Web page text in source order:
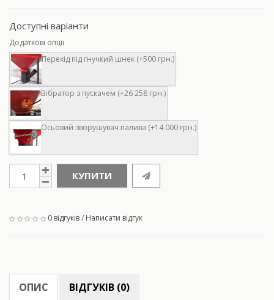
Доступні варіанти
Додаткові опції
Перехід під гнучкий шнек (+500 грн.)
Вібратор з пускачем (+26 258 грн.)
Осьовий зворушувач палива (+14 000 грн.)
КУПИТИ
0 відгуків/ Написати відгук
ОПИС ВІДГУКІВ (0)